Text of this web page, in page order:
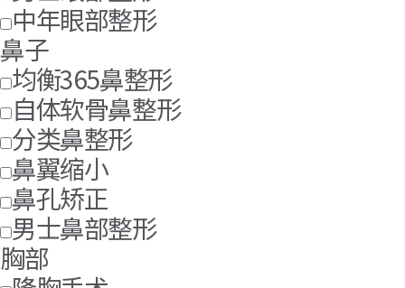
中年眼部整形
鼻子
均衡365鼻整形
自体软骨鼻整形
分类鼻整形
鼻翼缩小
鼻孔矫正
男士鼻部整形
胸部